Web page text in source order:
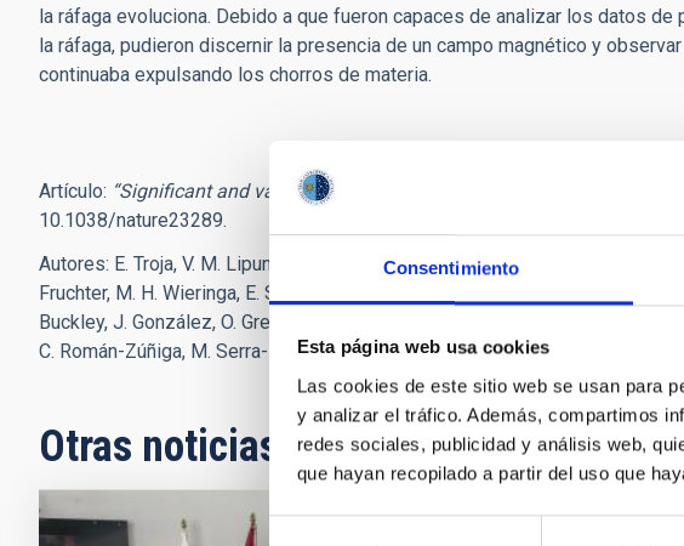
Consentimiento
Esta página web usa cookies
Las cookies de este sitio web se usan para
y analizar el tráfico. Además, compartimos
redes sociales, publicidad y análisis web,
que hayan recopilado a partir del uso que
la ráfaga evoluciona. Debido a que fueron capaces de analizar los datos
la ráfaga, pudieron discernir la presencia de un campo magnético y
continuaba expulsando los chorros de materia.
Artículo: “Significant and variable linear polarization during the prompt
10.1038/nature23289.
Autores: E. Troja, V. M. Lipunov, C. G. Mundell, N. R. Butler, A. M. Watson, S.
Fruchter, M. H. Wieringa, E. S. Gorbovskoy, V. Kornilov, A. Kutyrev, W. H. Lee, V.
Buckley, J. González, O. Gress, A. Horesh, M. I. Panasyuk, J. X. Prochaska, E.
C. Román-Zúñiga, M. Serra-Ricart, V. Yurkov & n. Gehrels.
Otras noticias relacionadas